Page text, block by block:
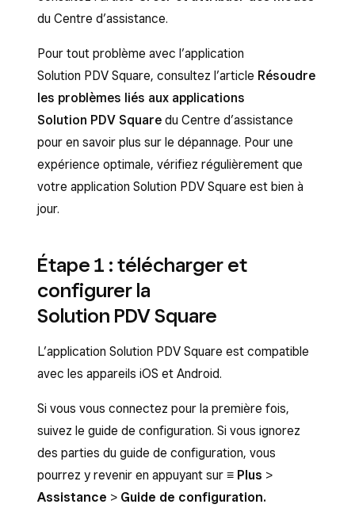
du Centre d’assistance.
Pour tout problème avec l’application
Solution PDV Square, consultez l’article Résoudre
les problèmes liés aux applications
Solution PDV Square du Centre d’assistance
pour en savoir plus sur le dépannage. Pour une
expérience optimale, vérifiez régulièrement que
votre application Solution PDV Square est bien à
jour.
Étape 1 : télécharger et
configurer la
Solution PDV Square
L’application Solution PDV Square est compatible
avec les appareils iOS et Android.
Si vous vous connectez pour la première fois,
suivez le guide de configuration. Si vous ignorez
des parties du guide de configuration, vous
pourrez y revenir en appuyant sur ≡ Plus >
Assistance > Guide de configuration.